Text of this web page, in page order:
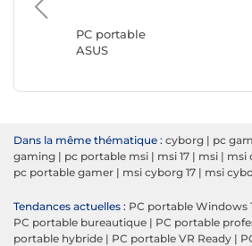
PC portable
ASUS
Dans la même thématique : cyborg | pc
gaming | pc portable msi | msi 17 | msi | msi
pc portable gamer | msi cyborg 17 | msi
Tendances actuelles : PC portable Windows
PC portable bureautique | PC portable
portable hybride | PC portable VR Ready |